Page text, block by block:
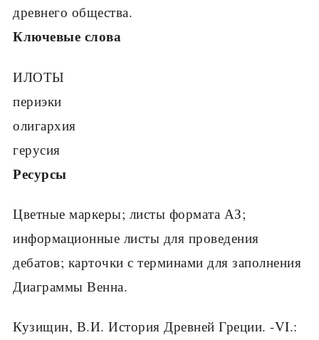
древнего общества.
Ключевые слова
ИЛОТЫ
периэки
олигархия
герусия
Ресурсы
Цветные маркеры; листы формата АЗ;
информационные листы для проведения
дебатов; карточки с терминами для заполнения
Диаграммы Венна.
Кузищин, В.И. История Древней Греции. -VI.: